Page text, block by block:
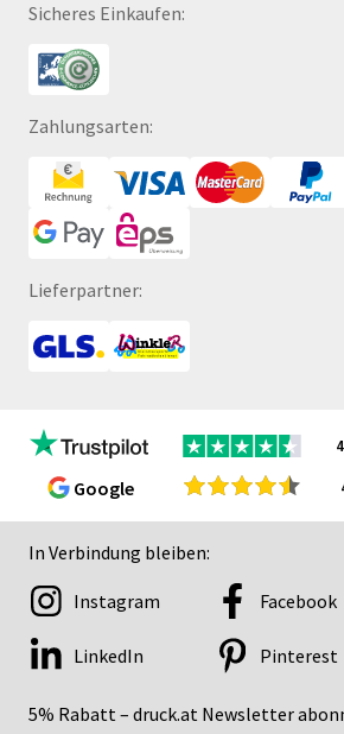
Sicheres Einkaufen:
Zahlungsarten:
Lieferpartner:
Google
In Verbindung bleiben:
5% Rabatt – druck.at Newsletter
Instagram Facebook
LinkedIn Pinterest